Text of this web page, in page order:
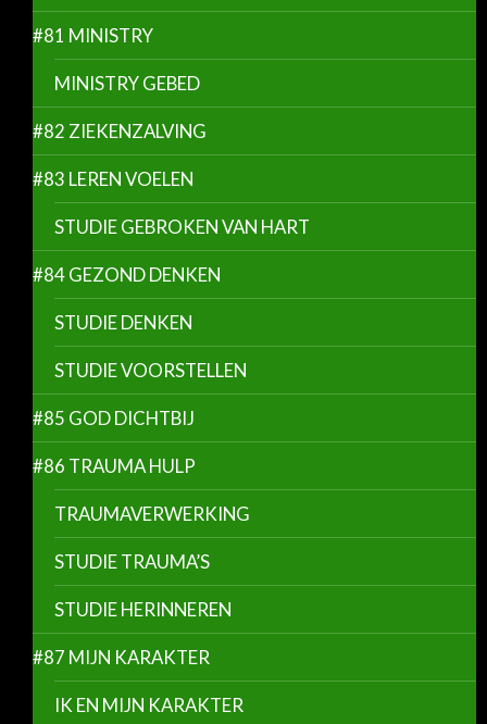
#81 MINISTRY
MINISTRY GEBED
#82 ZIEKENZALVING
#83 LEREN VOELEN
STUDIE GEBROKEN VAN HART
#84 GEZOND DENKEN
STUDIE DENKEN
STUDIE VOORSTELLEN
#85 GOD DICHTBIJ
#86 TRAUMA HULP
TRAUMAVERWERKING
STUDIE TRAUMA’S
STUDIE HERINNEREN
#87 MIJN KARAKTER
IK EN MIJN KARAKTER